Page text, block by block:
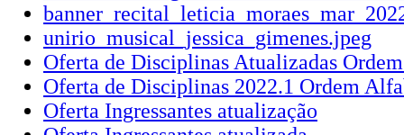
unirio_musical_jessica_gimenes.jpeg
Oferta de Disciplinas Atualizadas
Oferta de Disciplinas 2022.1 Ordem
Oferta Ingressantes atualização